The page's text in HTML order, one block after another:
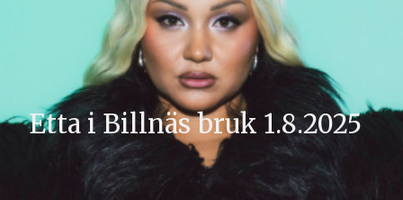
Etta i Billnäs bruk 1.8.2025